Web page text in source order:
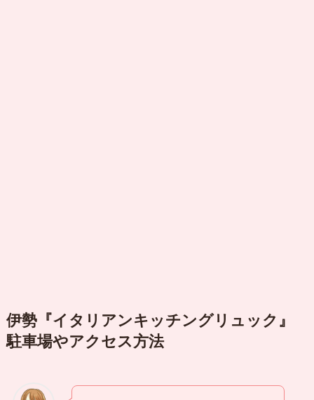
伊勢『イタリアンキッチングリュック』
駐車場やアクセス方法